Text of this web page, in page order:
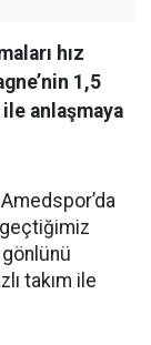
hız
1,5
anlaşmaya
geçtiğimiz
takım ile